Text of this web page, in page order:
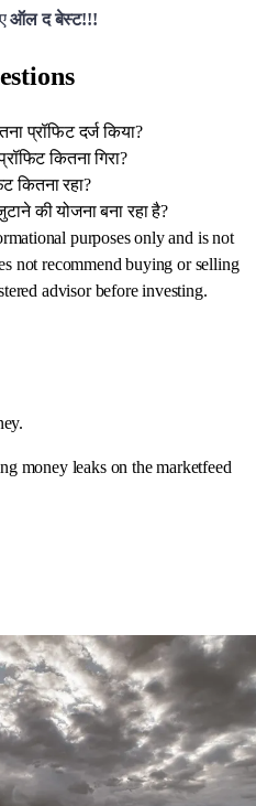
ऑल द बेस्ट!!!
प्रॉफिट दर्ज किया?
कितना गिरा?
कितना रहा?
की योजना बना रहा है?
purposes only and is not
not recommend buying or selling
advisor before investing.
money leaks on the marketfeed